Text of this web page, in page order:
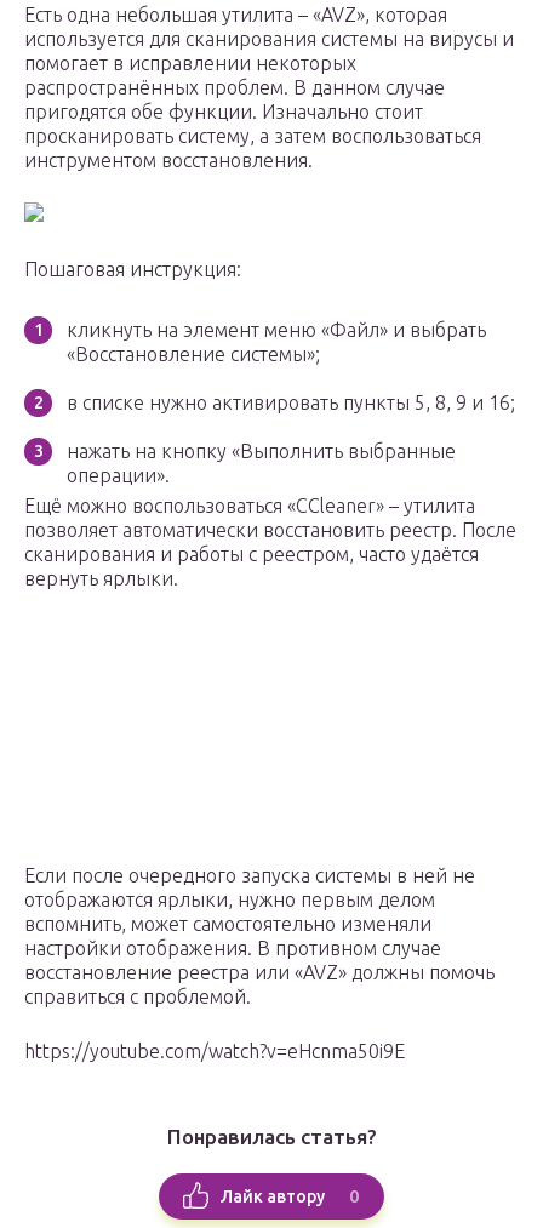
Есть одна небольшая утилита – «AVZ», которая
используется для сканирования системы на вирусы и
помогает в исправлении некоторых
распространённых проблем. В данном случае
пригодятся обе функции. Изначально стоит
просканировать систему, а затем воспользоваться
инструментом восстановления.
Пошаговая инструкция:
кликнуть на элемент меню «Файл» и выбрать
«Восстановление системы»;
в списке нужно активировать пункты 5, 8, 9 и 16;
нажать на кнопку «Выполнить выбранные
операции».
Ещё можно воспользоваться «CCleaner» – утилита
позволяет автоматически восстановить реестр. После
сканирования и работы с реестром, часто удаётся
вернуть ярлыки.
Если после очередного запуска системы в ней не
отображаются ярлыки, нужно первым делом
вспомнить, может самостоятельно изменяли
настройки отображения. В противном случае
восстановление реестра или «AVZ» должны помочь
справиться с проблемой.
https://youtube.com/watch?v=eHcnma50i9E
Понравилась статья?
Лайк автору 0